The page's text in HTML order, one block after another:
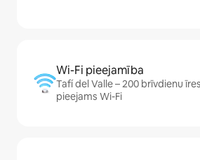
Wi-Fi pieejamība
Tafí del Valle – 200 brīvdienu
pieejams Wi-Fi